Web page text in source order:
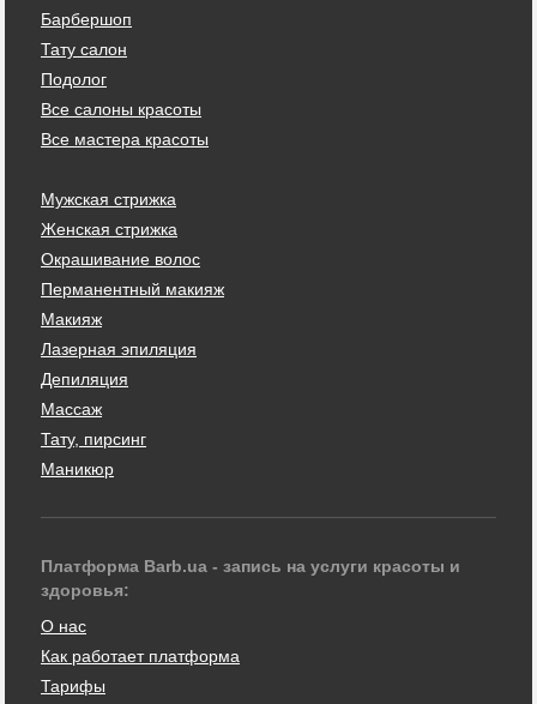
Барбершоп
Тату салон
Подолог
Все салоны красоты
Все мастера красоты
Мужская стрижка
Женская стрижка
Окрашивание волос
Перманентный макияж
Макияж
Лазерная эпиляция
Депиляция
Массаж
Тату, пирсинг
Маникюр
Платформа Barb.ua - запись на услуги красоты и
здоровья:
О нас
Как работает платформа
Тарифы